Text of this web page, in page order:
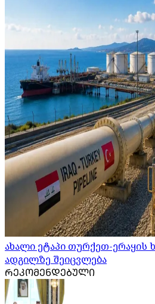
ახალი ეტაპი თურქეთ-ერაყის
ადგილზე შეიცვლება
ᲠᲔᲙᲝᲛᲔᲜᲓᲔᲑᲣᲚᲘ